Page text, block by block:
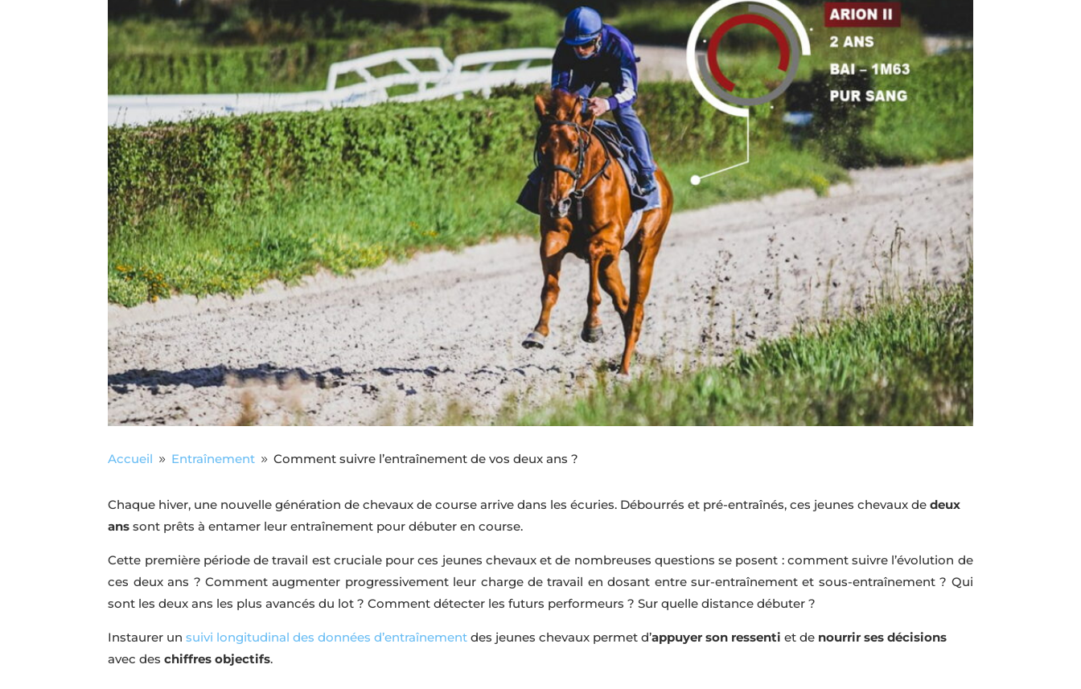
Accueil 9 Entraînement 9 Comment suivre l’entraînement de vos deux ans ?
Chaque hiver, une nouvelle génération de chevaux de course arrive dans les écuries. Débourrés et pré-entraînés, ces jeunes chevaux dedeux
ans sont prêts à entamer leur entraînement pour débuter en course.
Cette première période de travail est cruciale pour ces jeunes chevaux et de nombreuses questions se posent : comment suivre l’évolution de
ces deux ans ? Comment augmenter progressivement leur charge de travail en dosant entre sur-entraînement et sous-entraînement ? Qui
sont les deux ans les plus avancés du lot ? Comment détecter les futurs performeurs ? Sur quelle distance débuter ?
Instaurer unsuivi longitudinal des données d’entraînement des jeunes chevaux permet d’appuyer son ressenti et de nourrir ses décisions
avec deschiffres objectifs.